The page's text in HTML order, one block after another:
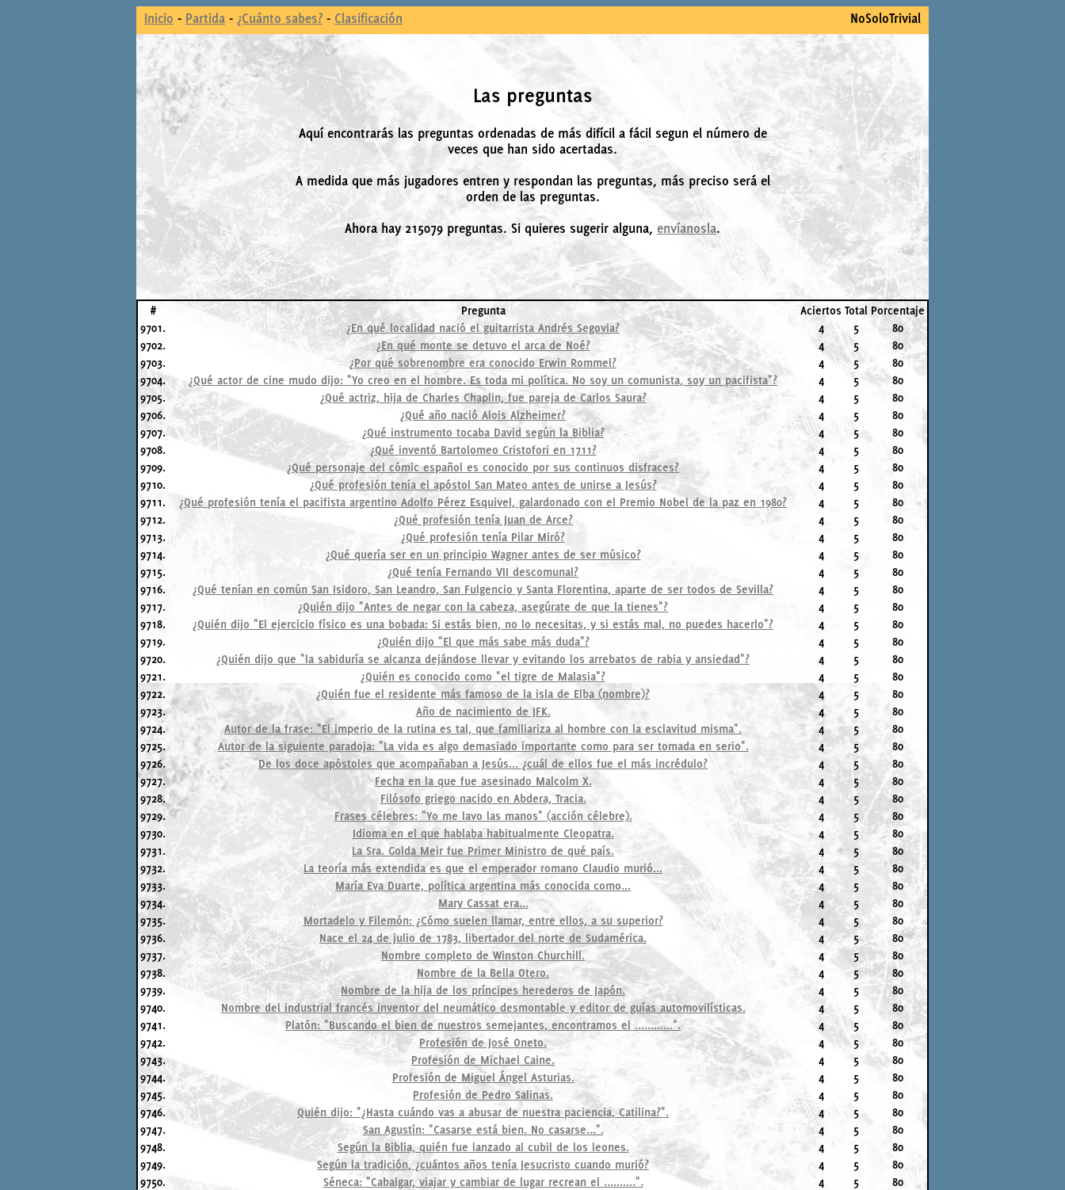
Inicio - Partida - ¿Cuánto sabes? - Clasificación NoSoloTrivial
Las preguntas
Aquí encontrarás las preguntas ordenadas de más difícil a fácil segun el número de
veces que han sido acertadas.
A medida que más jugadores entren y respondan las preguntas, más preciso será el
orden de las preguntas.
Ahora hay 215079 preguntas. Si quieres sugerir alguna, envíanosla.
# Pregunta Aciertos Total Porcentaje
9701.
¿En qué localidad nació el guitarrista Andrés Segovia? 4 5
80
9702.
¿En qué monte se detuvo el arca de Noé? 4 5
80
9703.
¿Por qué sobrenombre era conocido Erwin Rommel? 4 5
80
9704.
¿Qué actor de cine mudo dijo: "Yo creo en el hombre. Es toda mi política. No soy un comunista, soy un pacifista"? 4 5
80
9705.
¿Qué actriz, hija de Charles Chaplin, fue pareja de Carlos Saura? 4 5
80
9706.
¿Qué año nació Alois Alzheimer? 4 5
80
9707.
¿Qué instrumento tocaba David según la Biblia? 4 5
80
9708.
¿Qué inventó Bartolomeo Cristofori en 1711? 4 5
80
9709.
¿Qué personaje del cómic español es conocido por sus continuos disfraces? 4 5
80
9710.
¿Qué profesión tenía el apóstol San Mateo antes de unirse a Jesús? 4 5
80
9711.
¿Qué profesión tenía el pacifista argentino Adolfo Pérez Esquivel, galardonado con el Premio Nobel de la paz en 1980? 4 5
80
9712.
¿Qué profesión tenía Juan de Arce? 4 5
80
9713.
¿Qué profesión tenía Pilar Miró? 4 5
80
9714.
¿Qué quería ser en un principio Wagner antes de ser músico? 4 5
80
9715.
¿Qué tenía Fernando VII descomunal? 4 5
80
9716.
¿Qué tenían en común San Isidoro, San Leandro, San Fulgencio y Santa Florentina, aparte de ser todos de Sevilla? 4 5
80
9717.
¿Quién dijo "Antes de negar con la cabeza, asegúrate de que la tienes"? 4 5
80
9718.
¿Quién dijo "El ejercicio físico es una bobada: Si estás bien, no lo necesitas, y si estás mal, no puedes hacerlo"? 4 5
80
9719.
¿Quién dijo "El que más sabe más duda"? 4 5
80
9720.
¿Quién dijo que "la sabiduría se alcanza dejándose llevar y evitando los arrebatos de rabia y ansiedad"? 4 5
80
9721.
¿Quién es conocido como "el tigre de Malasia"? 4 5
80
9722.
¿Quién fue el residente más famoso de la isla de Elba (nombre)? 4 5
80
9723.
Año de nacimiento de JFK. 4 5
80
9724.
Autor de la frase: "El imperio de la rutina es tal, que familiariza al hombre con la esclavitud misma". 4 5
80
9725.
Autor de la siguiente paradoja: "La vida es algo demasiado importante como para ser tomada en serio". 4 5
80
9726.
De los doce apóstoles que acompañaban a Jesús... ¿cuál de ellos fue el más incrédulo? 4 5
80
9727.
Fecha en la que fue asesinado Malcolm X. 4 5
80
9728.
Filósofo griego nacido en Abdera, Tracia. 4 5
80
9729.
Frases célebres: "Yo me lavo las manos" (acción célebre). 4 5
80
9730.
Idioma en el que hablaba habitualmente Cleopatra. 4 5
80
9731.
La Sra. Golda Meir fue Primer Ministro de qué país. 4 5
80
9732.
La teoría más extendida es que el emperador romano Claudio murió... 4 5
80
9733.
María Eva Duarte, política argentina más conocida como... 4 5
80
9734.
Mary Cassat era... 4 5
80
9735.
Mortadelo y Filemón: ¿Cómo suelen llamar, entre ellos, a su superior? 4 5
80
9736.
Nace el 24 de julio de 1783, libertador del norte de Sudamérica. 4 5
80
9737.
Nombre completo de Winston Churchill. 4 5
80
9738.
Nombre de la Bella Otero. 4 5
80
9739.
Nombre de la hija de los príncipes herederos de Japón. 4 5
80
9740.
Nombre del industrial francés inventor del neumático desmontable y editor de guías automovilísticas. 4 5
80
9741.
Platón: "Buscando el bien de nuestros semejantes, encontramos el ............". 4 5
80
9742.
Profesión de José Oneto. 4 5
80
9743.
Profesión de Michael Caine. 4 5
80
9744.
Profesión de Miguel Ángel Asturias. 4 5
80
9745.
Profesión de Pedro Salinas. 4 5
80
9746.
Quién dijo: "¿Hasta cuándo vas a abusar de nuestra paciencia, Catilina?". 4 5
80
9747.
San Agustín: "Casarse está bien. No casarse...". 4 5
80
9748.
Según la Biblia, quién fue lanzado al cubil de los leones. 4 5
80
9749.
Según la tradición, ¿cuántos años tenía Jesucristo cuando murió? 4 5
80
9750.
Séneca: "Cabalgar, viajar y cambiar de lugar recrean el ..........". 4 5
80